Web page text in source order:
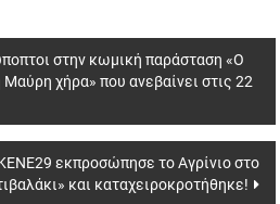
στην κωμική παράσταση «Ο
χήρα» που ανεβαίνει στις 22
εκπροσώπησε το Αγρίνιο στο
και καταχειροκροτήθηκε!